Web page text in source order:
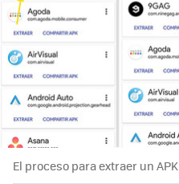
El proceso para extraer un APK